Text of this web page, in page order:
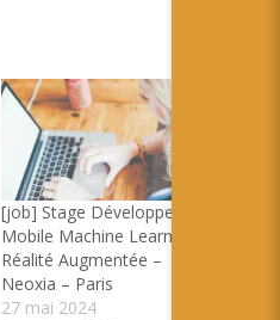
[job] Stage Développeur
Mobile Machine Learning &
Réalité Augmentée –
Neoxia – Paris
27 mai 2024